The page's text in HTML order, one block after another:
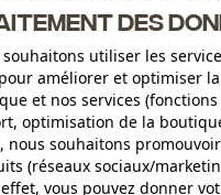
des
souhaitons utiliser les
améliorer et optimiser la
et nos services
optimisation de la
nous souhaitons
(réseaux sociaux/
vous pouvez donner